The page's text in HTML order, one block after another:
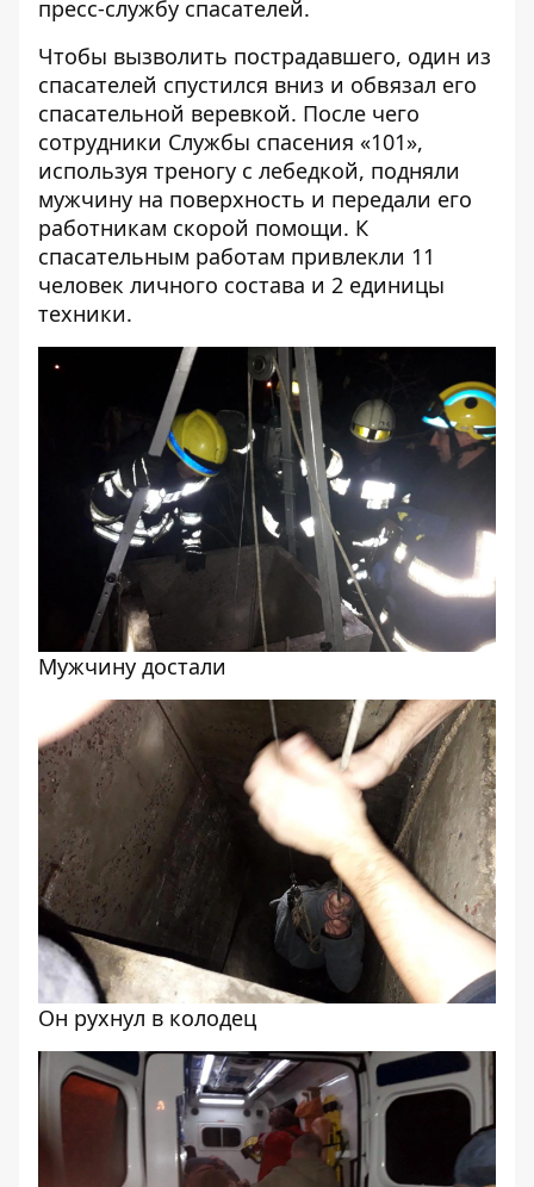
пресс-службу спасателей.
Чтобы вызволить пострадавшего, один из
спасателей спустился вниз и обвязал его
спасательной веревкой. После чего
сотрудники Службы спасения «101»,
используя треногу с лебедкой, подняли
мужчину на поверхность и передали его
работникам скорой помощи. К
спасательным работам привлекли 11
человек личного состава и 2 единицы
техники.
Мужчину достали
Он рухнул в колодец